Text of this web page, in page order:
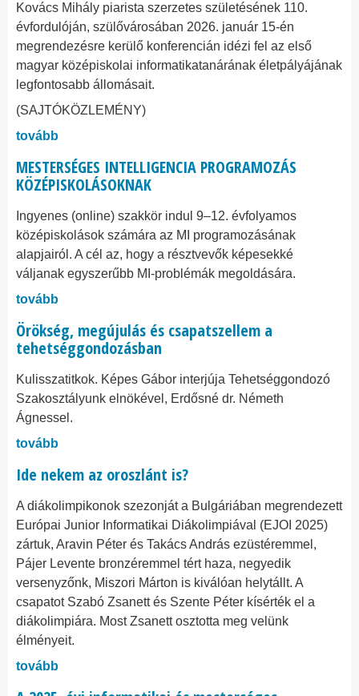
Kovács Mihály piarista szerzetes születésének 110.
évfordulóján, szülővárosában 2026. január 15-én
megrendezésre kerülő konferencián idézi fel az első
magyar középiskolai informatikatanárának életpályájának
legfontosabb állomásait.
(SAJTÓKÖZLEMÉNY)
tovább
MESTERSÉGES INTELLIGENCIA PROGRAMOZÁS
KÖZÉPISKOLÁSOKNAK
Ingyenes (online) szakkör indul 9–12. évfolyamos
középiskolások számára az MI programozásának
alapjairól. A cél az, hogy a résztvevők képesekké
váljanak egyszerűbb MI-problémák megoldására.
tovább
Örökség, megújulás és csapatszellem a
tehetséggondozásban
Kulisszatitkok. Képes Gábor interjúja Tehetséggondozó
Szakosztályunk elnökével, Erdősné dr. Németh
Ágnessel.
tovább
Ide nekem az oroszlánt is?
A diákolimpikonok szezonját a Bulgáriában megrendezett
Európai Junior Informatikai Diákolimpiával (EJOI 2025)
zártuk, Aravin Péter és Takács András ezüstéremmel,
Pájer Levente bronzéremmel tért haza, negyedik
versenyzőnk, Miszori Márton is kiválóan helytállt. A
csapatot Szabó Zsanett és Szente Péter kísérték el a
diákolimpiára. Most Zsanett osztotta meg velünk
élményeit.
tovább